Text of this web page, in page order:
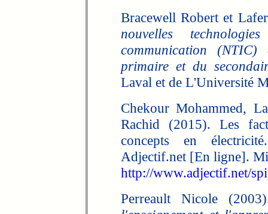
Bracewell Robert et
nouvelles
communication
primaire et du
Laval et de L'Université
Chekour Mohammed,
Rachid (2015). Les
concepts en
Adjectif.net [En ligne].
http://www.adjectif.net/
Perreault Nicole